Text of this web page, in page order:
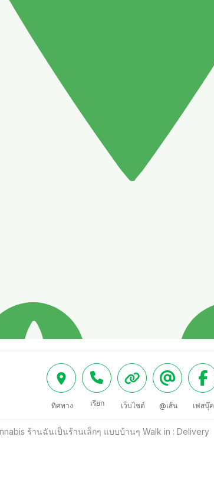
ทิศทาง เรียก เว็บไซต์ @เส้น เฟสบุ๊ค
ร้านฉันเป็นร้านเล็กๆ แบบบ้านๆ Walk in : Delivery